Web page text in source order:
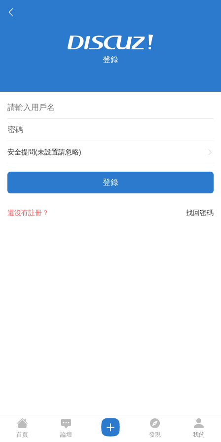
登錄
安全提問(未設置請忽略)
登錄
找回密碼
還沒有註冊？
首頁 論壇 發現 我的